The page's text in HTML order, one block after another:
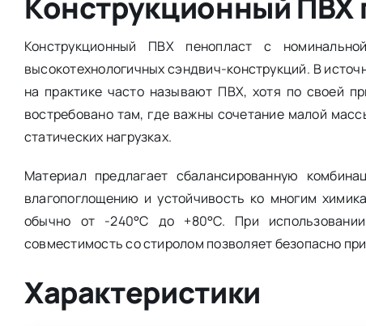
Конструкционный ПВХ пенопласт с
высокотехнологичных сэндвич-конструкций. В
на практике часто называют ПВХ, хотя по своей
востребовано там, где важны сочетание малой
статических нагрузках.
Материал предлагает сбалансированную
влагопоглощению и устойчивость ко многим
обычно от -240°C до +80°C. При
совместимость со стиролом позволяет безопасно
Характеристики